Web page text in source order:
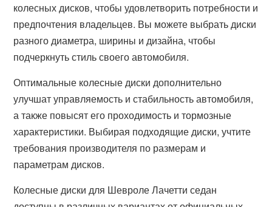
колесных дисков, чтобы удовлетворить потребности и
предпочтения владельцев. Вы можете выбрать диски
разного диаметра, ширины и дизайна, чтобы
подчеркнуть стиль своего автомобиля.
Оптимальные колесные диски дополнительно
улучшат управляемость и стабильность автомобиля,
а также повысят его проходимость и тормозные
характеристики. Выбирая подходящие диски, учтите
требования производителя по размерам и
параметрам дисков.
Колесные диски для Шевроле Лачетти седан